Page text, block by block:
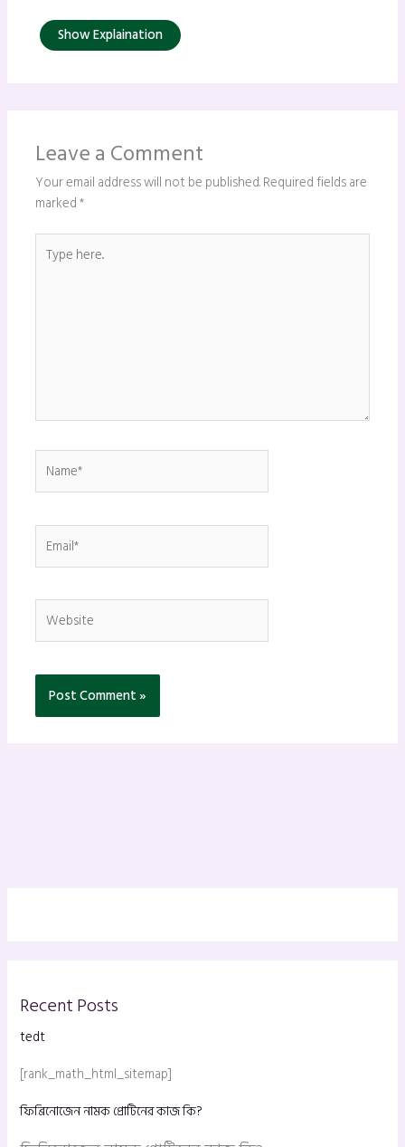
Show Explaination
Leave a Comment
Your email address will not be published.Required fields are
marked*
here..
Recent Posts
tedt
[rank_math_html_sitemap]
ফিব্রিনোজেন নামক প্রোটিনের কাজ কি?